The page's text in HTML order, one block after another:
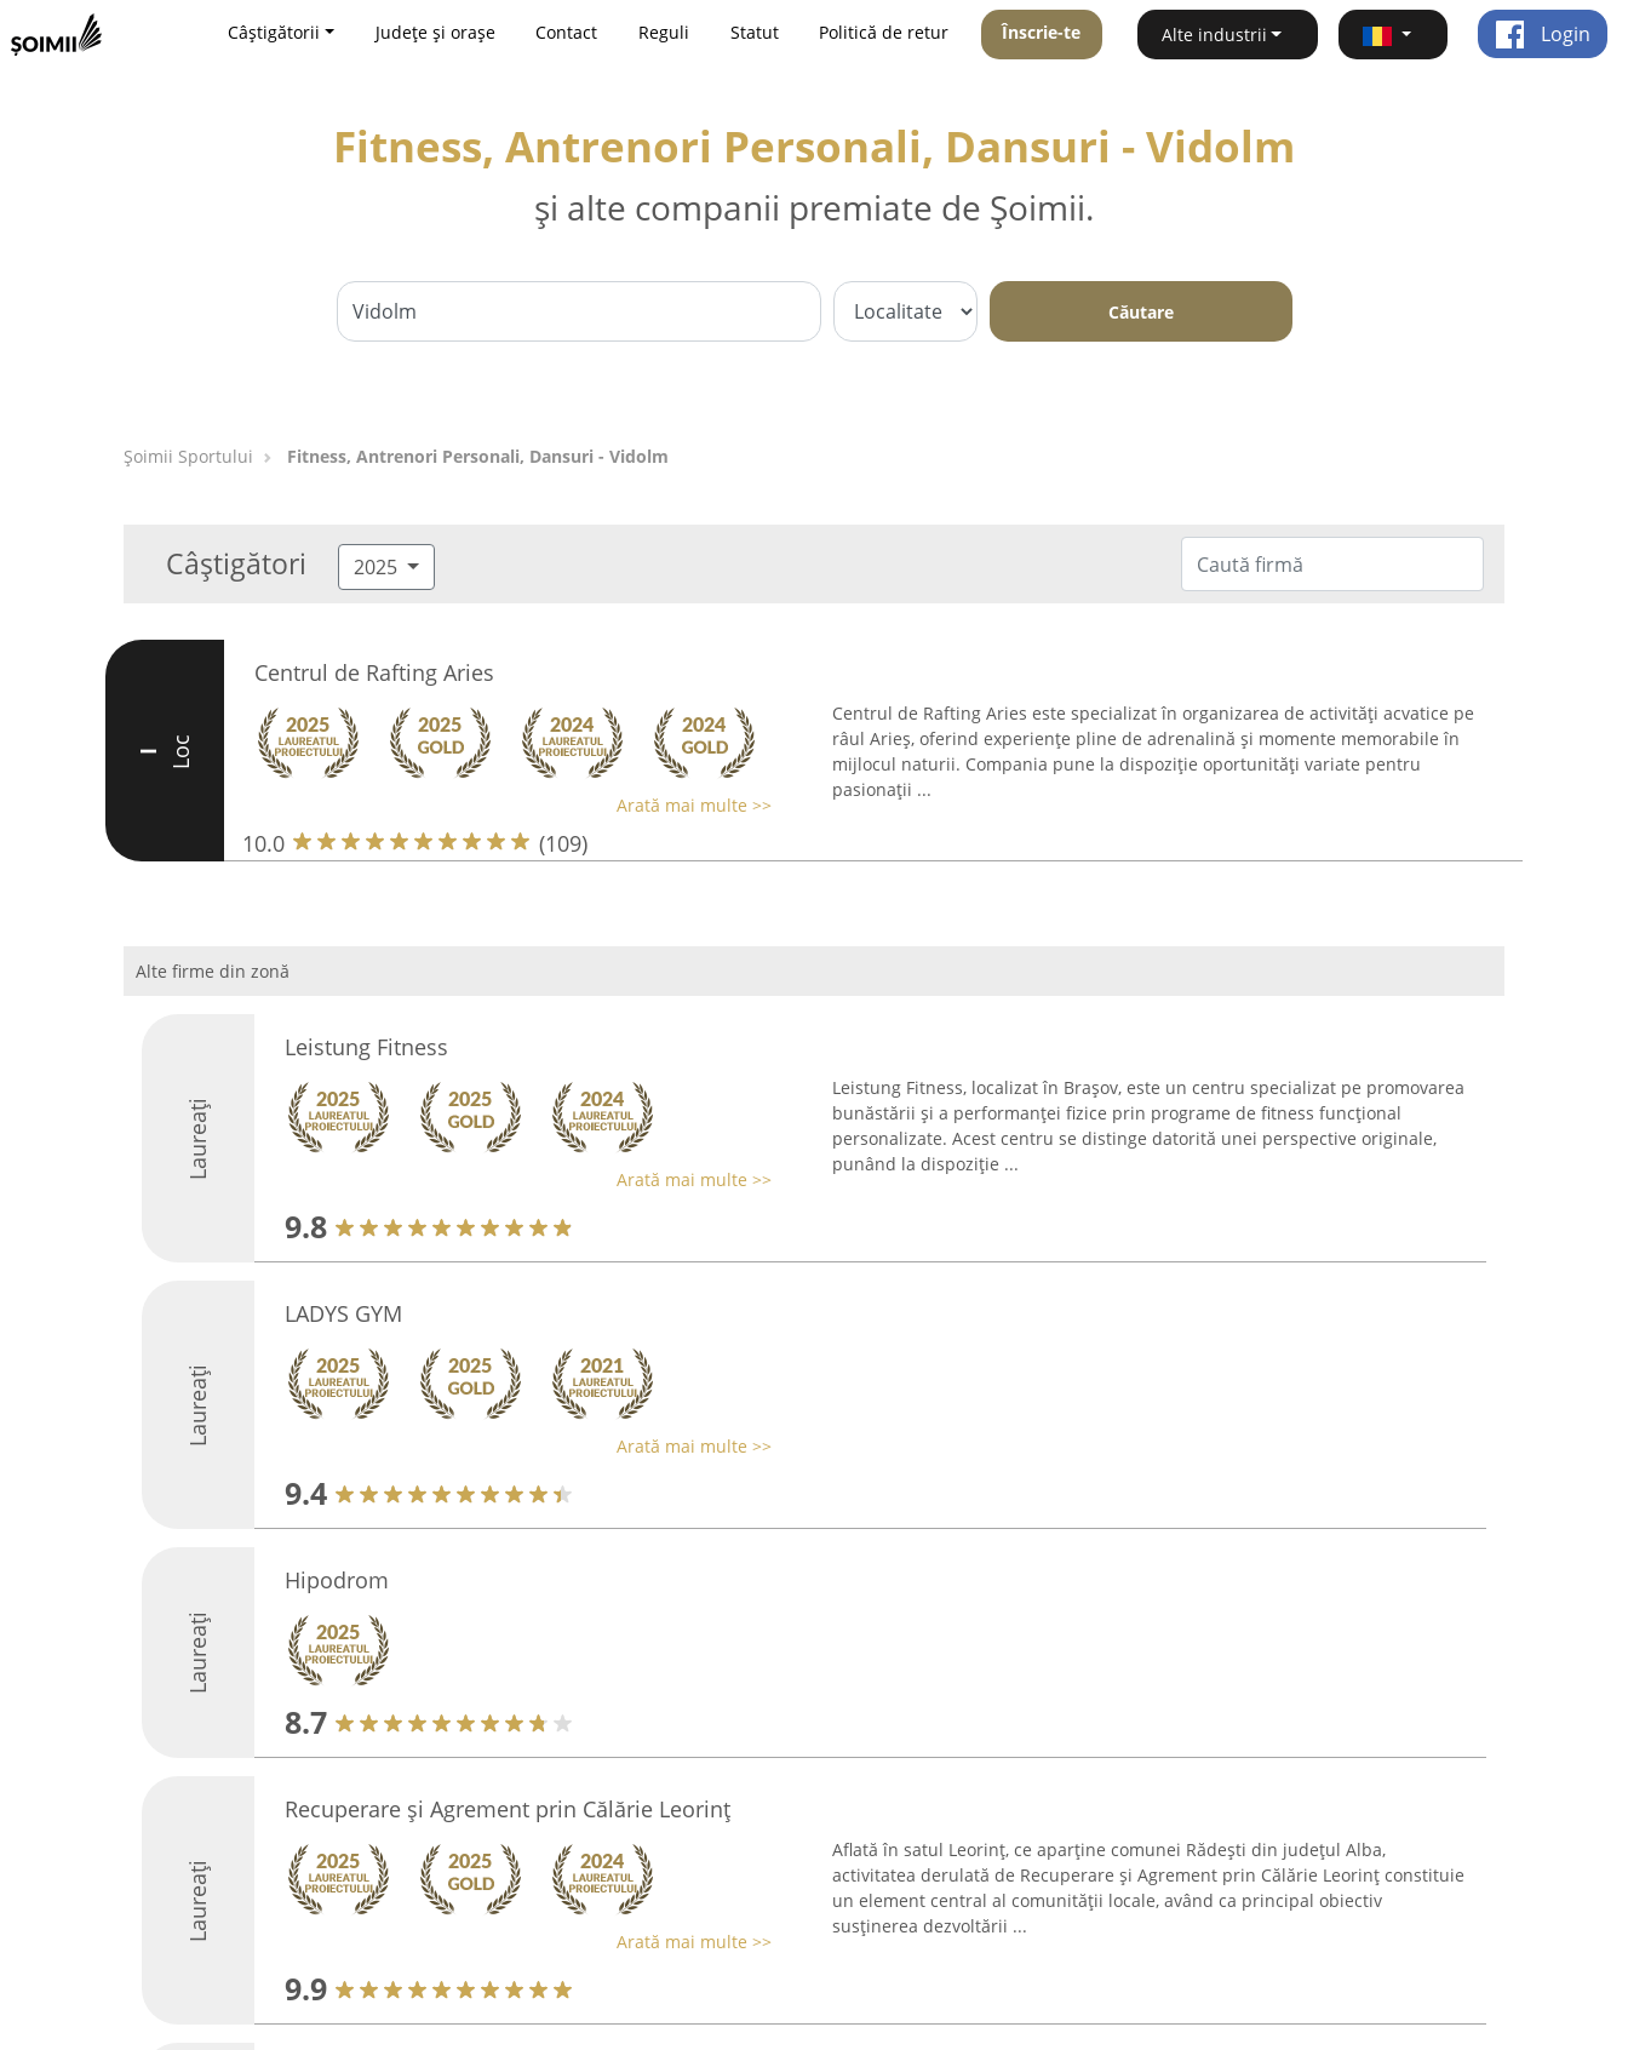
Câștigătorii Județe și orașe Contact Reguli Statut Politică de retur Înscrie-te Alte industrii Login
Fitness, Antrenori Personali, Dansuri - Vidolm
și alte companii premiate de Șoimii.
Căutare
Șoimii Sportului Fitness, Antrenori Personali, Dansuri - Vidolm
Câștigători 2025
I Loc
Centrul de Rafting Aries
Arată mai multe >>
10.0 (109)
Centrul de Rafting Aries este specializat în organizarea de activități acvatice pe
râul Arieș, oferind experiențe pline de adrenalină și momente memorabile în
mijlocul naturii. Compania pune la dispoziție oportunități variate pentru
pasionații ...
Alte firme din zonă
Laureați
Leistung Fitness
Arată mai multe >>
9.8
Leistung Fitness, localizat în Brașov, este un centru specializat pe promovarea
bunăstării și a performanței fizice prin programe de fitness funcțional
personalizate. Acest centru se distinge datorită unei perspective originale,
punând la dispoziție ...
Laureați
LADYS GYM
Arată mai multe >>
9.4
Laureați
Hipodrom
8.7
Laureați
Recuperare și Agrement prin Călărie Leorinț
Arată mai multe >>
9.9
Aflată în satul Leorinț, ce aparține comunei Rădești din județul Alba,
activitatea derulată de Recuperare și Agrement prin Călărie Leorinț constituie
un element central al comunității locale, având ca principal obiectiv
susținerea dezvoltării ...